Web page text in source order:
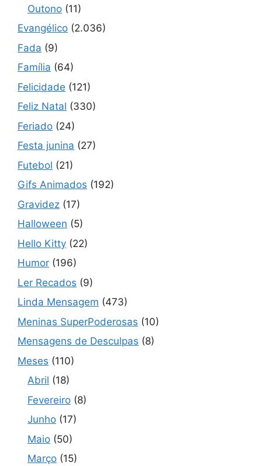
Outono (11)
Evangélico (2.036)
Fada (9)
Família (64)
Felicidade (121)
Feliz Natal (330)
Feriado (24)
Festa junina (27)
Futebol (21)
Gifs Animados (192)
Gravidez (17)
Halloween (5)
Hello Kitty (22)
Humor (196)
Ler Recados (9)
Linda Mensagem (473)
Meninas SuperPoderosas (10)
Mensagens de Desculpas (8)
Meses (110)
Abril (18)
Fevereiro (8)
Junho (17)
Maio (50)
Março (15)